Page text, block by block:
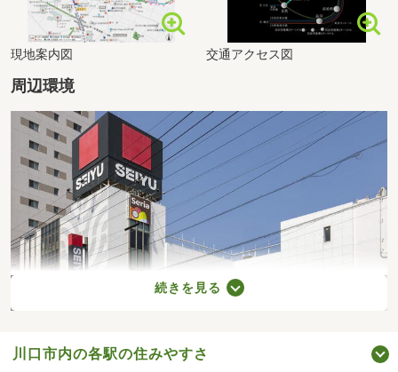
現地案内図 交通アクセス図
周辺環境
続きを見る
川口市内の各駅の住みやすさ